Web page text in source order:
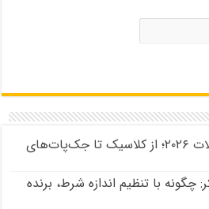
راهنمای انواع بازی‌های اسلات ۲۰۲۶؛ از کلاسیک تا جک‌پات‌های
با تنظیم اندازه شرط، برنده